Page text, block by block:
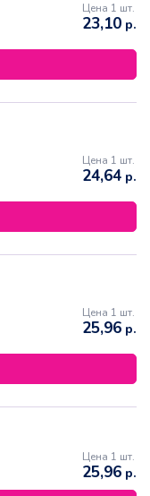
Цена 1 шт.
23,10 р.
Цена 1 шт.
24,64 р.
Цена 1 шт.
25,96 р.
Цена 1 шт.
25,96 р.